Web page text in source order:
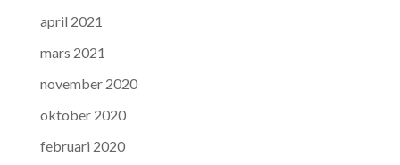
april 2021
mars 2021
november 2020
oktober 2020
februari 2020